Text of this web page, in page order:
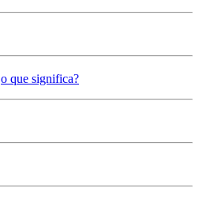
o que significa?